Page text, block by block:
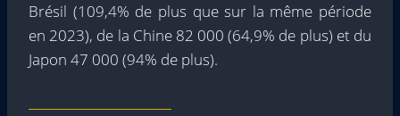
Brésil (109,4% de plus que sur la même période
en 2023), de la Chine 82 000 (64,9% de plus) et du
Japon 47 000 (94% de plus).